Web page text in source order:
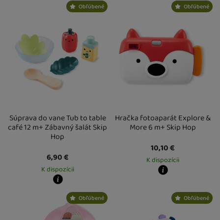
Osobný odber vo výdajnom mieste
Osobný odber vo výdajnom mieste
Obľúbené
Súprava do vane Tub to table
café 12 m+ Zábavný šalát Skip
Hop
6,90€
K dispozícii
Kdy zboží dostanete?
Osobný odber vo výdajnom mieste
14. 8.
Obľúbené
Hračka fotoaparát Explore &
More 6 m+ Skip Hop
10,10€
K dispozícii
Osobný odber vo výdajnom mieste
Obľúbené Obľúbené